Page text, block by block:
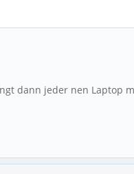
dann jeder nen Laptop